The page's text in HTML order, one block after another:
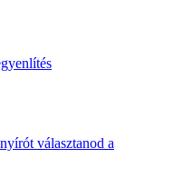
választanod a